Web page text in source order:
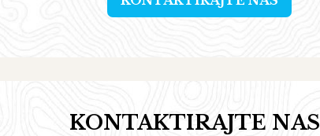
KONTAKTIRAJTE NAS